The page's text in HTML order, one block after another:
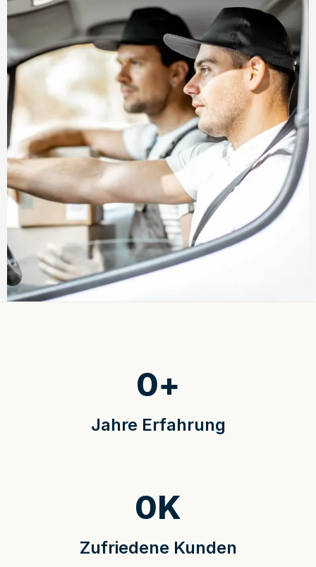
Jahre Erfahrung
0+
Zufriedene Kunden
0K